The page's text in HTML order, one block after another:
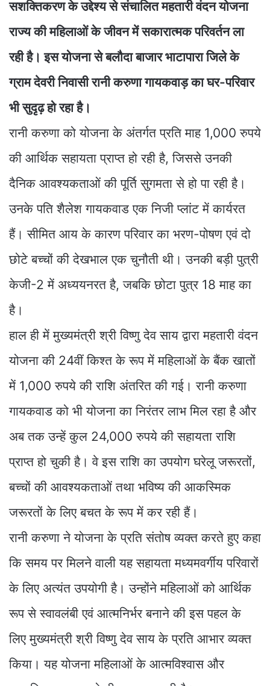
सशक्तिकरण के उद्देश्य से संचालित महतारी वंदन योजना
राज्य की महिलाओं के जीवन में सकारात्मक परिवर्तन ला
रही है। इस योजना से बलौदा बाजार भाटापारा जिले के
ग्राम देवरी निवासी रानी करुणा गायकवाड़ का घर-परिवार
भी सुदृढ़ हो रहा है।
रानी करुणा को योजना के अंतर्गत प्रति माह 1,000 रुपये
की आर्थिक सहायता प्राप्त हो रही है, जिससे उनकी
दैनिक आवश्यकताओं की पूर्ति सुगमता से हो पा रही है।
उनके पति शैलेश गायकवाड एक निजी प्लांट में कार्यरत
हैं। सीमित आय के कारण परिवार का भरण-पोषण एवं दो
छोटे बच्चों की देखभाल एक चुनौती थी। उनकी बड़ी पुत्री
केजी-2 में अध्ययनरत है, जबकि छोटा पुत्र 18 माह का
है।
हाल ही में मुख्यमंत्री श्री विष्णु देव साय द्वारा महतारी वंदन
योजना की 24वीं किश्त के रूप में महिलाओं के बैंक खातों
में 1,000 रुपये की राशि अंतरित की गई। रानी करुणा
गायकवाड को भी योजना का निरंतर लाभ मिल रहा है और
अब तक उन्हें कुल 24,000 रुपये की सहायता राशि
प्राप्त हो चुकी है। वे इस राशि का उपयोग घरेलू जरूरतों,
बच्चों की आवश्यकताओं तथा भविष्य की आकस्मिक
जरूरतों के लिए बचत के रूप में कर रही हैं।
रानी करुणा ने योजना के प्रति संतोष व्यक्त करते हुए कहा
कि समय पर मिलने वाली यह सहायता मध्यमवर्गीय परिवारों
के लिए अत्यंत उपयोगी है। उन्होंने महिलाओं को आर्थिक
रूप से स्वावलंबी एवं आत्मनिर्भर बनाने की इस पहल के
लिए मुख्यमंत्री श्री विष्णु देव साय के प्रति आभार व्यक्त
किया। यह योजना महिलाओं के आत्मविश्वास और